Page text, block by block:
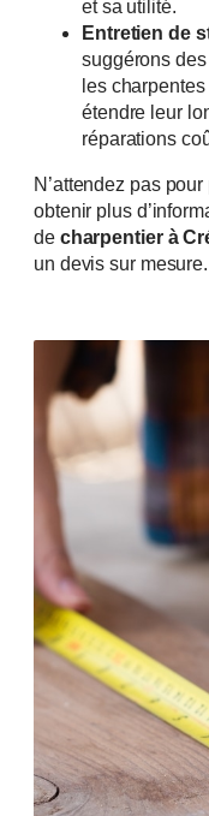
et sa utilité.
Entretien de
suggérons
les
étendre leur
réparations
N’attendez pas
obtenir plus
de charpentier à
un devis sur mesure.
ME
Disponible